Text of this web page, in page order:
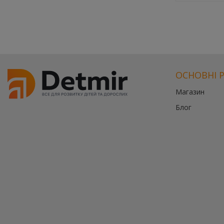
ОСНОВНІ
Магазин
Блог